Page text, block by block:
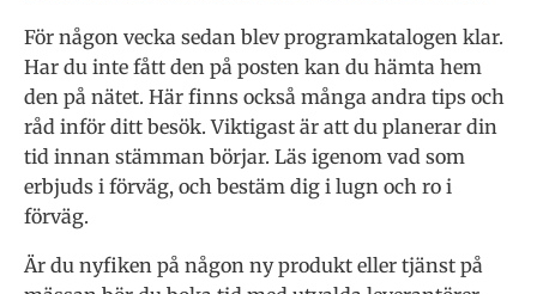
För någon vecka sedan blev programkatalogen klar.
Har du inte fått den på posten kan du hämta hem
den på nätet. Här finns också många andra tips och
råd inför ditt besök. Viktigast är att du planerar din
tid innan stämman börjar. Läs igenom vad som
erbjuds i förväg, och bestäm dig i lugn och ro i
förväg.
Är du nyfiken på någon ny produkt eller tjänst på